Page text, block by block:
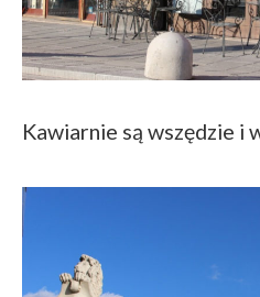
Kawiarnie są wszędzie i